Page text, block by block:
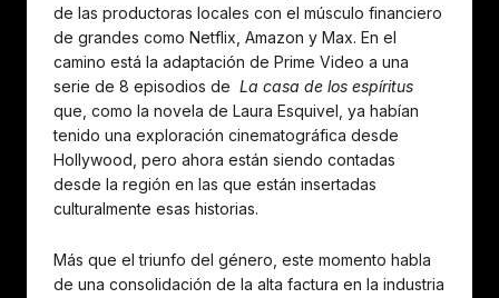
de las productoras locales con el músculo financiero
de grandes como Netflix, Amazon y Max. En el
camino está la adaptación de Prime Video a una
serie de 8 episodios de La casa de los espíritus
que, como la novela de Laura Esquivel, ya habían
tenido una exploración cinematográfica desde
Hollywood, pero ahora están siendo contadas
desde la región en las que están insertadas
culturalmente esas historias.
Más que el triunfo del género, este momento habla
de una consolidación de la alta factura en la industria